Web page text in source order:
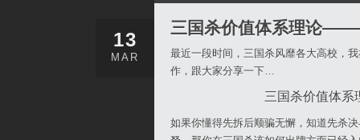
13
MAR
三国杀价值体系理论
最近一段时间，三国杀风靡各大高校，
作，跟大家分享一下…
三国杀价值体
如果你懂得先拆后顺骗无懈，知道先杀